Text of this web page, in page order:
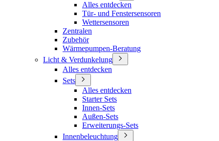
Alles entdecken
Tür- und Fenstersensoren
Wettersensoren
Zentralen
Zubehör
Wärmepumpen-Beratung
Licht & Verdunkelung
Alles entdecken
Sets
Alles entdecken
Starter Sets
Innen-Sets
Außen-Sets
Erweiterungs-Sets
Innenbeleuchtung